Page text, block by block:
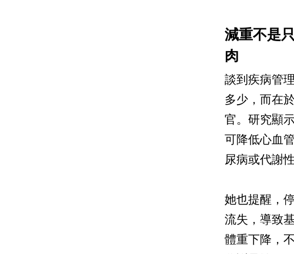
減重不是
肉
談到疾病管
多少，而在
官。研究顯
可降低心血
尿病或代謝
她也提醒，
流失，導致
體重下降，